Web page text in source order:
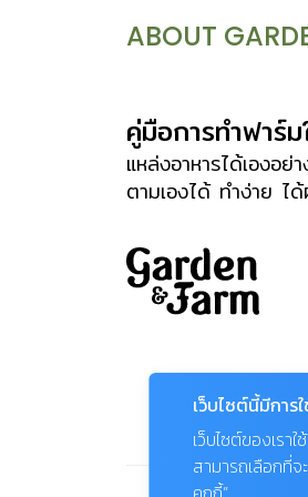
ทอดเลื้อยไปกับผิว
(Bulbophyllum)
ชนิดมีลำต้นเป็นหัวท
อาหารใต้ดิน สามา
นารี ดอก ออกเป็น
กระจะ ช่อแยกแขน
ออกจากหัวหรือต
เพศมี 6 กลีบ แบ่
เลี้ยง(sepal) หรื
1 กลีบ ด้านล่าง
ABOUT
คู่มือการทำฟาร์
แหล่งอาหารได้เองอ
ตามเองได้ ทำง่าย ไ
เว็บไซต์นี้มีการ
เว็บไซต์ของเร
สามารถเลือกที่